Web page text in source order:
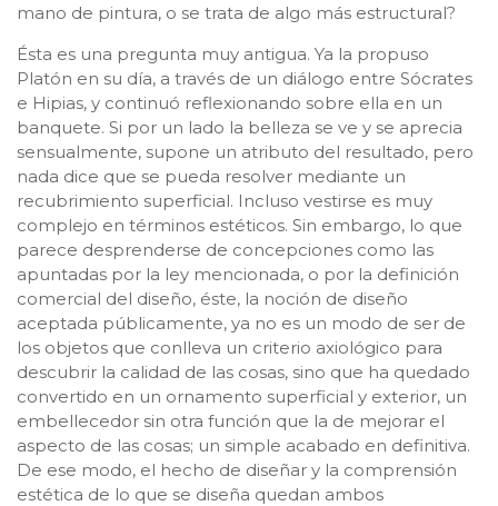
mano de pintura, o se trata de algo más estructural?
Ésta es una pregunta muy antigua. Ya la propuso
Platón en su día, a través de un diálogo entre Sócrates
e Hipias, y continuó reflexionando sobre ella en un
banquete. Si por un lado la belleza se ve y se aprecia
sensualmente, supone un atributo del resultado, pero
nada dice que se pueda resolver mediante un
recubrimiento superficial. Incluso vestirse es muy
complejo en términos estéticos. Sin embargo, lo que
parece desprenderse de concepciones como las
apuntadas por la ley mencionada, o por la definición
comercial del diseño, éste, la noción de diseño
aceptada públicamente, ya no es un modo de ser de
los objetos que conlleva un criterio axiológico para
descubrir la calidad de las cosas, sino que ha quedado
convertido en un ornamento superficial y exterior, un
embellecedor sin otra función que la de mejorar el
aspecto de las cosas; un simple acabado en definitiva.
De ese modo, el hecho de diseñar y la comprensión
estética de lo que se diseña quedan ambos